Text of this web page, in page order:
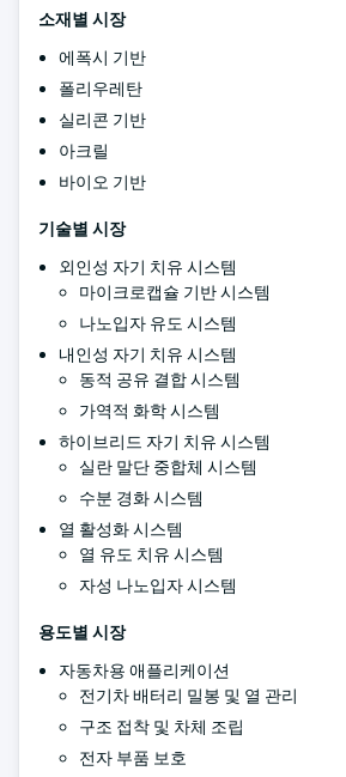
소재별 시장
에폭시 기반
폴리우레탄
실리콘 기반
아크릴
바이오 기반
기술별 시장
외인성 자기 치유 시스템
마이크로캡슐 기반 시스템
나노입자 유도 시스템
내인성 자기 치유 시스템
동적 공유 결합 시스템
가역적 화학 시스템
하이브리드 자기 치유 시스템
실란 말단 중합체 시스템
수분 경화 시스템
열 활성화 시스템
열 유도 치유 시스템
자성 나노입자 시스템
용도별 시장
자동차용 애플리케이션
전기차 배터리 밀봉 및 열 관리
구조 접착 및 차체 조립
전자 부품 보호